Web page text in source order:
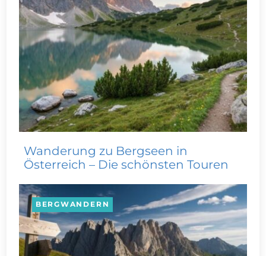
Wanderung zu Bergseen in
Österreich – Die schönsten Touren
BERGWANDERN